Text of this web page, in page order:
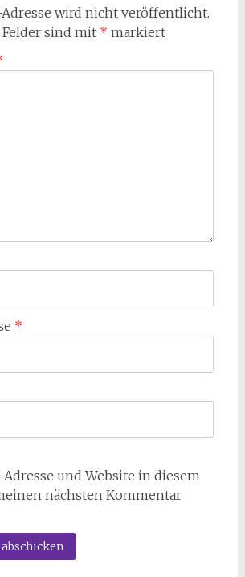
wird nicht veröffentlicht.
sind mit * markiert
*
Adresse und Website in diesem
nächsten Kommentar